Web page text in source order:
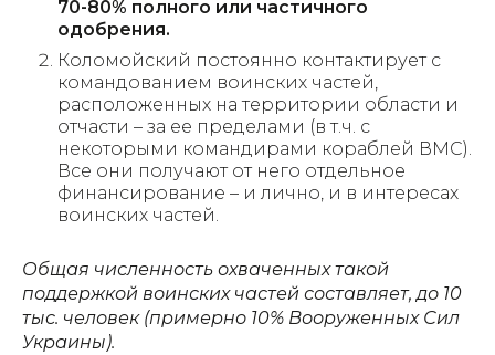
70-80% полного или частичного
одобрения.
Коломойский постоянно контактирует с
командованием воинских частей,
расположенных на территории области и
отчасти – за ее пределами (в т.ч. с
некоторыми командирами кораблей ВМС).
Все они получают от него отдельное
финансирование – и лично, и в интересах
воинских частей.
Общая численность охваченных такой
поддержкой воинских частей составляет, до 10
тыс. человек (примерно 10% Вооруженных Сил
Украины).